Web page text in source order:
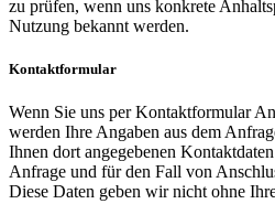
zu prüfen, wenn uns konkrete
Nutzung bekannt werden.
Kontaktformular
Wenn Sie uns per Kontaktformular
werden Ihre Angaben aus dem
Ihnen dort angegebenen
Anfrage und für den Fall von
Diese Daten geben wir nicht ohne